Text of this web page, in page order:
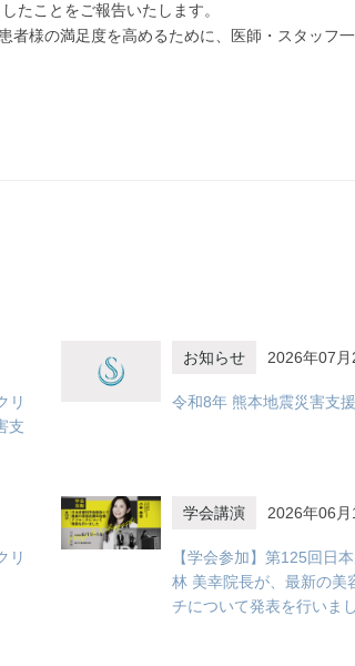
たことをご報告いたします。
様の満足度を高めるために、医師・スタッフ
リ
支
お知らせ 2026年07月
令和8年 熊本地震災害支
リ
学会講演 2026年06月
【学会参加】第125回日
林 美幸院長が、最新の美
チについて発表を行いま